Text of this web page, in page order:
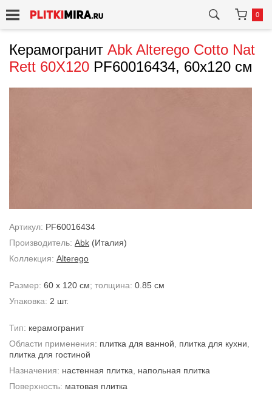
0
Керамогранит Abk Alterego Cotto Nat
Rett 60X120 PF60016434, 60x120 см
Артикул: PF60016434
Производитель: Abk (Италия)
Коллекция: Alterego
Размер: 60 x 120 см; толщина: 0.85 см
Упаковка: 2 шт.
Тип: керамогранит
Области применения: плитка для ванной плитка для кухни
плитка для гостиной
Назначения: настенная плитка
напольная плитка
Поверхность: матовая плитка